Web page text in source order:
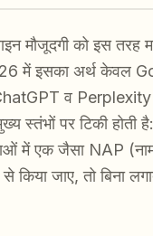
मौजूदगी को इस तरह
में इसका अर्थ केवल
व
स्तंभों पर टिकी
में एक जैसा NAP
जाए, तो बिना